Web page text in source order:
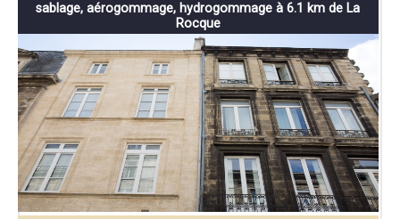
sablage, aérogommage, hydrogommage à 6.1 km de La
Rocque